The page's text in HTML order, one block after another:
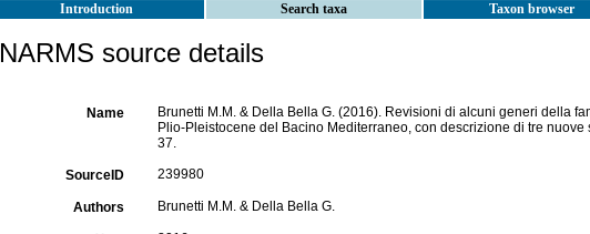
Introduction Search taxa Taxon browser
NARMS source details
Name
Brunetti M.M. & Della Bella G. (2016). Revisioni di alcuni generi della
Plio-Pleistocene del Bacino Mediterraneo, con descrizione di tre nuove
37.
SourceID 239980
Authors Brunetti M.M. & Della Bella G.